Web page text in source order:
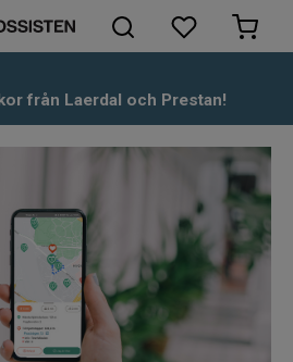
från Laerdal och Prestan!